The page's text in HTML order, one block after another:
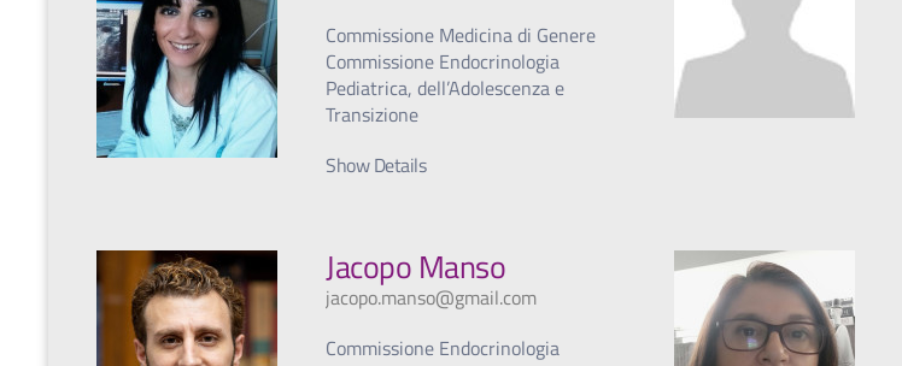
Commissione Medicina di Genere
Commissione Endocrinologia
Pediatrica, dell’Adolescenza e
Transizione
Show Details
Jacopo Manso
jacopo.manso@gmail.com
Commissione Endocrinologia